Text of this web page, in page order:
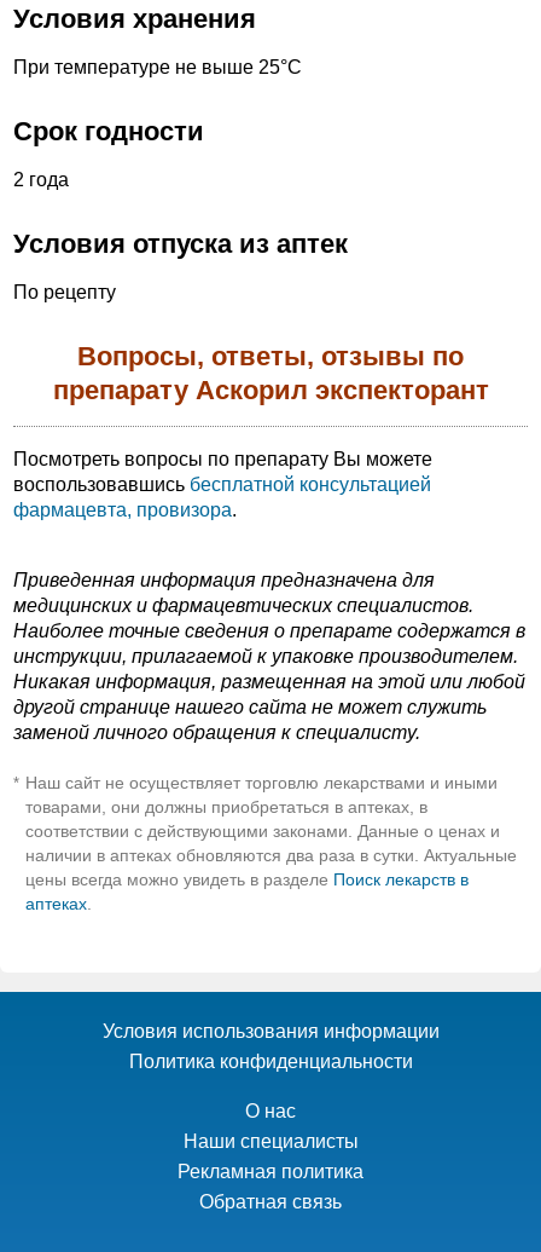
Условия хранения
При температуре не выше 25°С
Срок годности
2 года
Условия отпуска из аптек
По рецепту
Вопросы, ответы, отзывы по
препарату Аскорил экспекторант
Посмотреть вопросы по препарату Вы можете
воспользовавшись бесплатной консультацией
фармацевта, провизора.
Приведенная информация предназначена для
медицинских и фармацевтических специалистов.
Наиболее точные сведения о препарате содержатся в
инструкции, прилагаемой к упаковке производителем.
Никакая информация, размещенная на этой или любой
другой странице нашего сайта не может служить
заменой личного обращения к специалисту.
* Наш сайт не осуществляет торговлю лекарствами и иными
товарами, они должны приобретаться в аптеках, в
соответствии с действующими законами. Данные о ценах и
наличии в аптеках обновляются два раза в сутки. Актуальные
цены всегда можно увидеть в разделе Поиск лекарств в
аптеках
Условия использования информации
Политика конфиденциальности
О нас
Наши специалисты
Рекламная политика
Обратная связь